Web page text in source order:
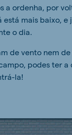
a ordenha, por
está mais baixo, e
o dia.
de vento nem de
podes ter
la!